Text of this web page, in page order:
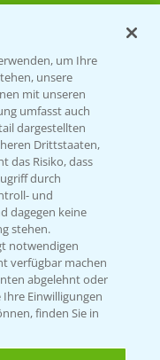
um Ihre
unsere
mit unseren
umfasst auch
dargestellten
Drittstaaten,
das Risiko, dass
durch
und
dagegen keine
stehen.
notwendigen
verfügbar machen
abgelehnt oder
Einwilligungen
finden Sie in